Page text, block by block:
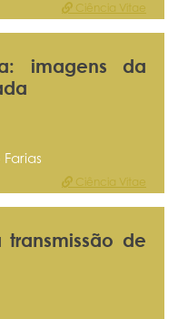
Ciência Vitae
imagens da
Ciência Vitae
de